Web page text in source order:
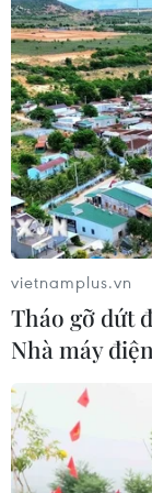
06/08/2026 07:25
Chủ tịch Liên
chịu sức ép
06/08/2026 04:12
Futsal Việt
khó tin trước
Toàn
Lan "thắng
tuyển Việt Nam
05/08/2026 07:15
vietnamplus.vn
Tháo gỡ dứt
Nhà máy